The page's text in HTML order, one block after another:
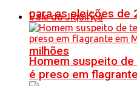
para as eleições de
milhões
Vale do Jiquiriçá
Homem suspeito
é preso em